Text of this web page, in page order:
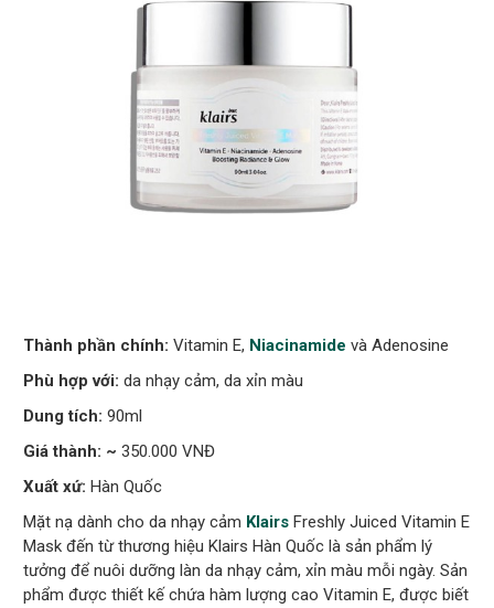
Thành phần chính: Vitamin E, Niacinamide và Adenosine
Phù hợp với:da nhạy cảm, da xỉn màu
Dung tích:90ml
Giá thành: ~350.000 VNĐ
Xuất xứ:Hàn Quốc
Mặt nạ dành cho da nhạy cảm Klairs Freshly Juiced Vitamin E
Mask đến từ thương hiệu Klairs Hàn Quốc là sản phẩm lý
tưởng để nuôi dưỡng làn da nhạy cảm, xỉn màu mỗi ngày. Sản
phẩm được thiết kế chứa hàm lượng cao Vitamin E, được biết